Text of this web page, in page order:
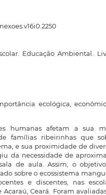
Educação Ambiental.
ecológica,
humanas afetam a sua
famílias ribeirinhas que
e sua proximidade de
da necessidade de
de aula. Assim, o
sobre o ecossistema
e discentes, nas
Ceará. Foram